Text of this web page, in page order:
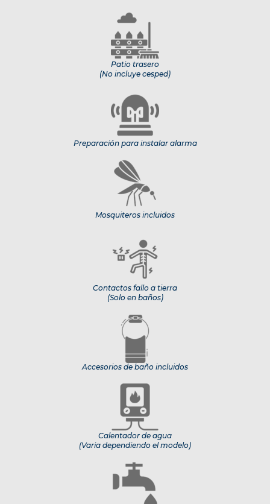
Patio trasero
(No incluye cesped)
Preparación para instalar alarma
Mosquiteros incluidos
Contactos fallo a tierra
(Solo en baños)
Accesorios de baño incluidos
Calentador de agua
(Varia dependiendo el modelo)